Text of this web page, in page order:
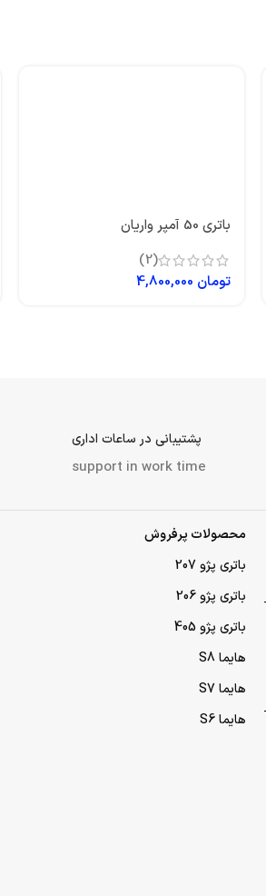
باتری 50 آمپر واریان
(2)
تومان
پشتیبانی در ساعات اداری
support in work time
محصولات پرفروش
باتری پژو 207
باتری پژو 206
باتری پژو 405
هایما S8
هایما S7
هایما S6